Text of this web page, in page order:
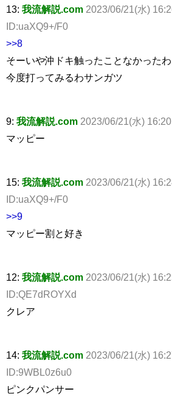
13: 我流解説.com 2023/06/21(水)
ID:uaXQ9+/F0
>>8
そーいや沖ドキ触ったことなかったわ
今度打ってみるわサンガツ
9: 我流解説.com 2023/06/21(水)
マッピー
15: 我流解説.com 2023/06/21(水)
ID:uaXQ9+/F0
>>9
マッピー割と好き
12: 我流解説.com 2023/06/21(水)
ID:QE7dROYXd
クレア
14: 我流解説.com 2023/06/21(水)
ID:9WBL0z6u0
ピンクパンサー